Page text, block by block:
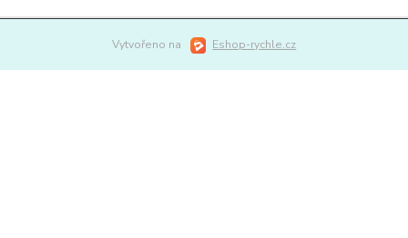
Vytvořeno na Eshop-rychle.cz